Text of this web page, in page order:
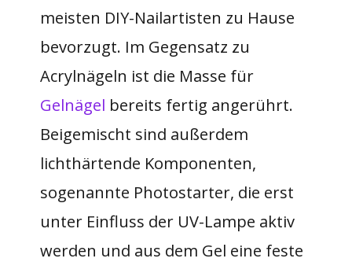
meisten DIY-Nailartisten zu Hause
bevorzugt. Im Gegensatz zu
Acrylnägeln ist die Masse für
Gelnägel bereits fertig angerührt.
Beigemischt sind außerdem
lichthärtende Komponenten,
sogenannte Photostarter, die erst
unter Einfluss der UV-Lampe aktiv
werden und aus dem Gel eine feste